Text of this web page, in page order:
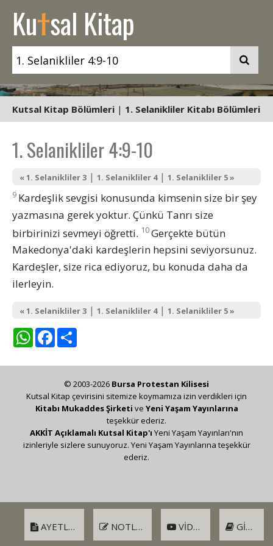
Kutsal Kitap
Kutsal Kitap Bölümleri | 1. Selanikliler Kitabı Bölümleri
1. Selanikliler 4:9-10
« 1. Selanikliler 3 | 1. Selanikliler 4| 1. Selanikliler 5 »
9 Kardeşlik sevgisi konusunda kimsenin size bir şey
yazmasına gerek yoktur. Çünkü Tanrı size
birbirinizi sevmeyi öğretti. 10Gerçekte bütün
Makedonya'daki kardeşlerin hepsini seviyorsunuz.
Kardeşler, size rica ediyoruz, bu konuda daha da
ilerleyin.
« 1. Selanikliler 3 | 1. Selanikliler 4| 1. Selanikliler 5 »
WhatsAppFacebook
AYETLER NOTLAR VIDEO GIRIŞ
© 2003-2026 Bursa Protestan Kilisesi
Kutsal Kitap çevirisini sitemize koymamıza izin verdikleri için
Kitabı Mukaddes Şirketi ve Yeni Yaşam Yayınlarına
teşekkür ederiz.
AKKİT Açıklamalı Kutsal Kitap'ı Yeni Yaşam Yayınları'nın
izinleriyle sizlere sunuyoruz. Yeni Yaşam Yayınlarına teşekkür
ederiz.